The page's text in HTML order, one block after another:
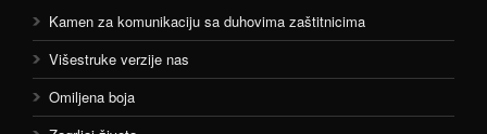
Kamen za komunikaciju sa duhovima zaštitnicima
Višestruke verzije nas
Omiljena boja